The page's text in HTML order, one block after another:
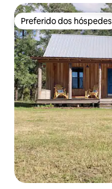
Preferido dos hóspedes
Preferido dos hóspedes